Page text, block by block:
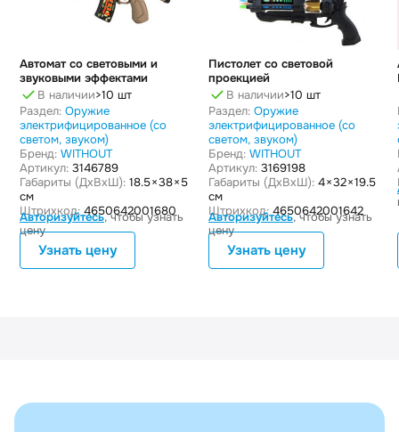
Автомат со световыми и
звуковыми эффектами
В наличии>10 шт
Раздел: Оружие
электрифицированное (со
светом, звуком)
Бренд: WITHOUT
Артикул: 3146789
Габариты (ДxВxШ): 18.5 × 38 × 5
см
Штрихкод: 4650642001680
Авторизуйтесь, чтобы узнать
цену
Узнать цену
Пистолет со световой
проекцией
В наличии>10 шт
Раздел: Оружие
электрифицированное (со
светом, звуком)
Бренд: WITHOUT
Артикул: 3169198
Габариты (ДxВxШ): 4 × 32 × 19.5
см
Штрихкод: 4650642001642
Авторизуйтесь, чтобы узнать
цену
Узнать цену